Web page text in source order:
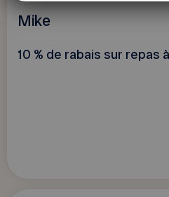
Mike
10 % de rabais sur repas